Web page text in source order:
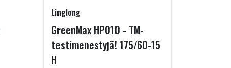
Linglong
GreenMax HP010 - TM-
testimenestyjä! 175/60-15
H